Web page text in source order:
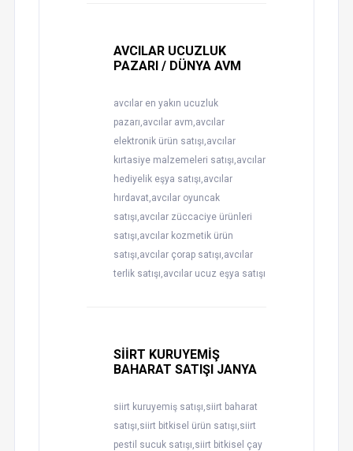
AVCILAR UCUZLUK
PAZARI / DÜNYA AVM
avcılar en yakın ucuzluk
pazarı,avcılar avm,avcılar
elektronik ürün satışı,avcılar
kırtasiye malzemeleri satışı,avcılar
hediyelik eşya satışı,avcılar
hırdavat,avcılar oyuncak
satışı,avcılar züccaciye ürünleri
satışı,avcılar kozmetik ürün
satışı,avcılar çorap satışı,avcılar
terlik satışı,avcılar ucuz eşya satışı
SİİRT KURUYEMİŞ
BAHARAT SATIŞI JANYA
siirt kuruyemiş satışı,siirt baharat
satışı,siirt bitkisel ürün satışı,siirt
pestil sucuk satışı,siirt bitkisel çay